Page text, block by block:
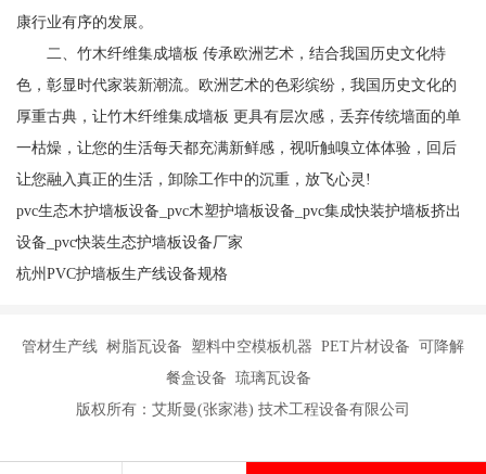
康行业有序的发展。
二、竹木纤维集成墙板 传承欧洲艺术，结合我国历史文化特
色，彰显时代家装新潮流。欧洲艺术的色彩缤纷，我国历史文化的
厚重古典，让竹木纤维集成墙板 更具有层次感，丢弃传统墙面的单
一枯燥，让您的生活每天都充满新鲜感，视听触嗅立体体验，回后
让您融入真正的生活，卸除工作中的沉重，放飞心灵!
pvc生态木护墙板设备_pvc木塑护墙板设备_pvc集成快装护墙板挤出
设备_pvc快装生态护墙板设备厂家
杭州PVC护墙板生产线设备规格
管材生产线 树脂瓦设备 塑料中空模板机器 PET片材设备 可降解
餐盒设备 琉璃瓦设备
版权所有：艾斯曼(张家港) 技术工程设备有限公司